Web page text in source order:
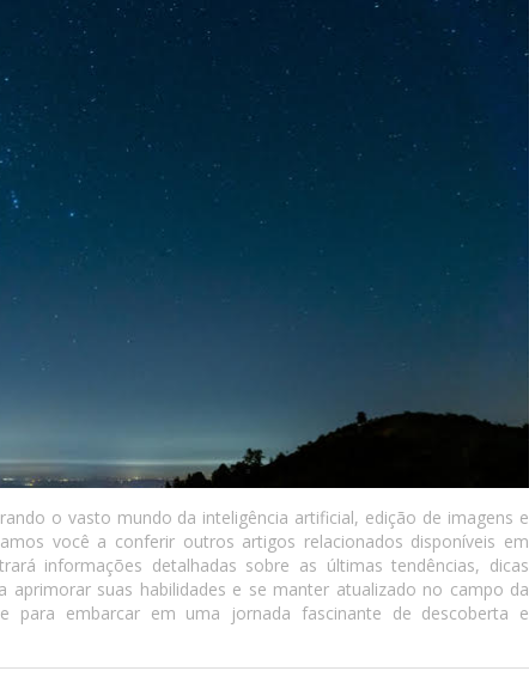
o vasto mundo da inteligência artificial, edição de imagens e
você a conferir outros artigos relacionados disponíveis em
informações detalhadas sobre as últimas tendências, dicas
aprimorar suas habilidades e se manter atualizado no campo da
para embarcar em uma jornada fascinante de descoberta e